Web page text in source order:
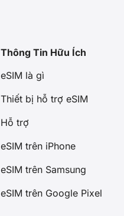
Thông Tin Hữu Ích
eSIM là gì
Thiết bị hỗ trợ eSIM
Hỗ trợ
eSIM trên iPhone
eSIM trên Samsung
eSIM trên Google Pixel